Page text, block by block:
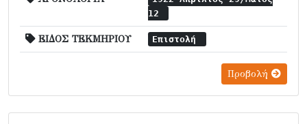
12
ΕΙΔΟΣ ΤΕΚΜΗΡΙΟΥ Επιστολή
Προβολή